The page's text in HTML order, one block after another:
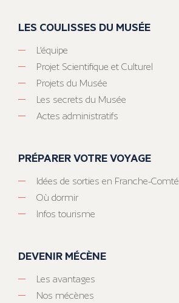
LES COULISSES DU MUSÉE
L’équipe
Projet Scientifique et Culturel
Projets du Musée
Les secrets du Musée
Actes administratifs
PRÉPARER VOTRE VOYAGE
Idées de sorties en Franche-Comté
Où dormir
Infos tourisme
DEVENIR MÉCÈNE
Les avantages
Nos mécènes